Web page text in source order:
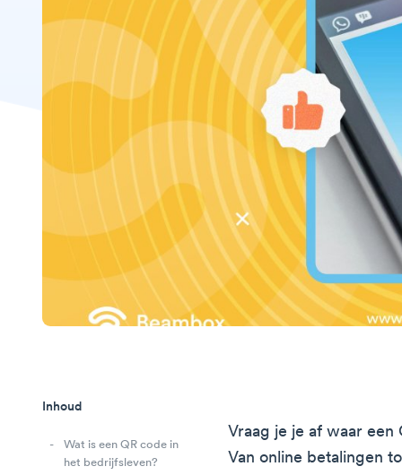
Inhoud
Wat is een QR code in
het bedrijfsleven?
Vraag je je af waar
Van online betalingen